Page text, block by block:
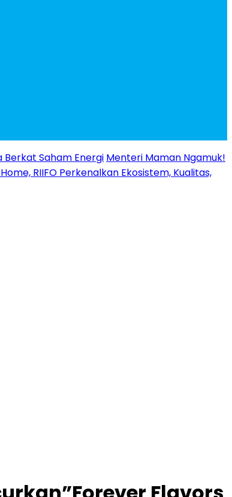
Berkat Saham Energi Menteri Maman Ngamuk!
RIIFO Perkenalkan Ekosistem, Kualitas,